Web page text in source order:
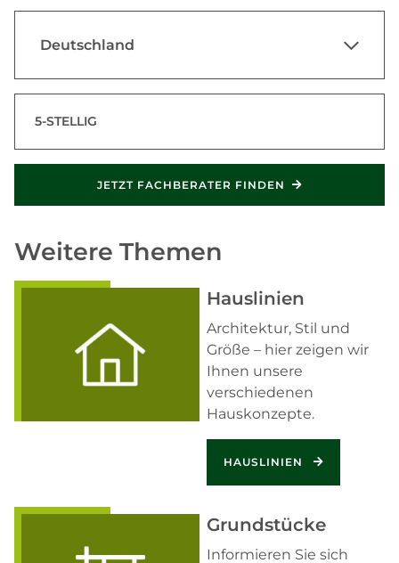
Deutschland
JETZT FACHBERATER FINDEN
Weitere Themen
Hauslinien
Architektur, Stil und
Größe – hier zeigen wir
Ihnen unsere
verschiedenen
Hauskonzepte.
HAUSLINIEN
Grundstücke
Informieren Sie sich